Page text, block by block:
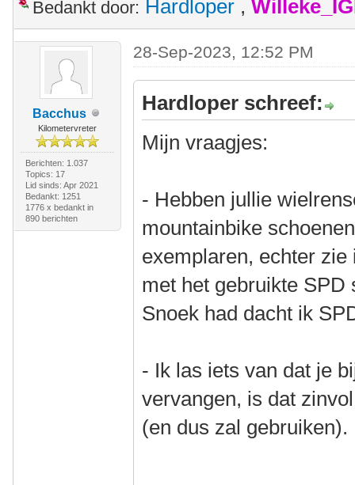
Bedankt door: Hardloper ,
Bacchus
Kilometervreter
Berichten: 1.037
Topics: 17
Lid sinds: Apr 2021
Bedankt: 1251
1776 x bedankt in
890 berichten
28-Sep-2023, 12:52 PM
Hardloper schreef:
Mijn vraagjes:
- Hebben jullie
mountainbike
exemplaren, echter
met het gebruikte SPD
Snoek had dacht ik
- Ik las iets van dat je
vervangen, is dat
(en dus zal gebruiken).